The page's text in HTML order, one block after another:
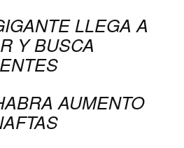
LLEGA A
Y BUSCA
AUMENTO